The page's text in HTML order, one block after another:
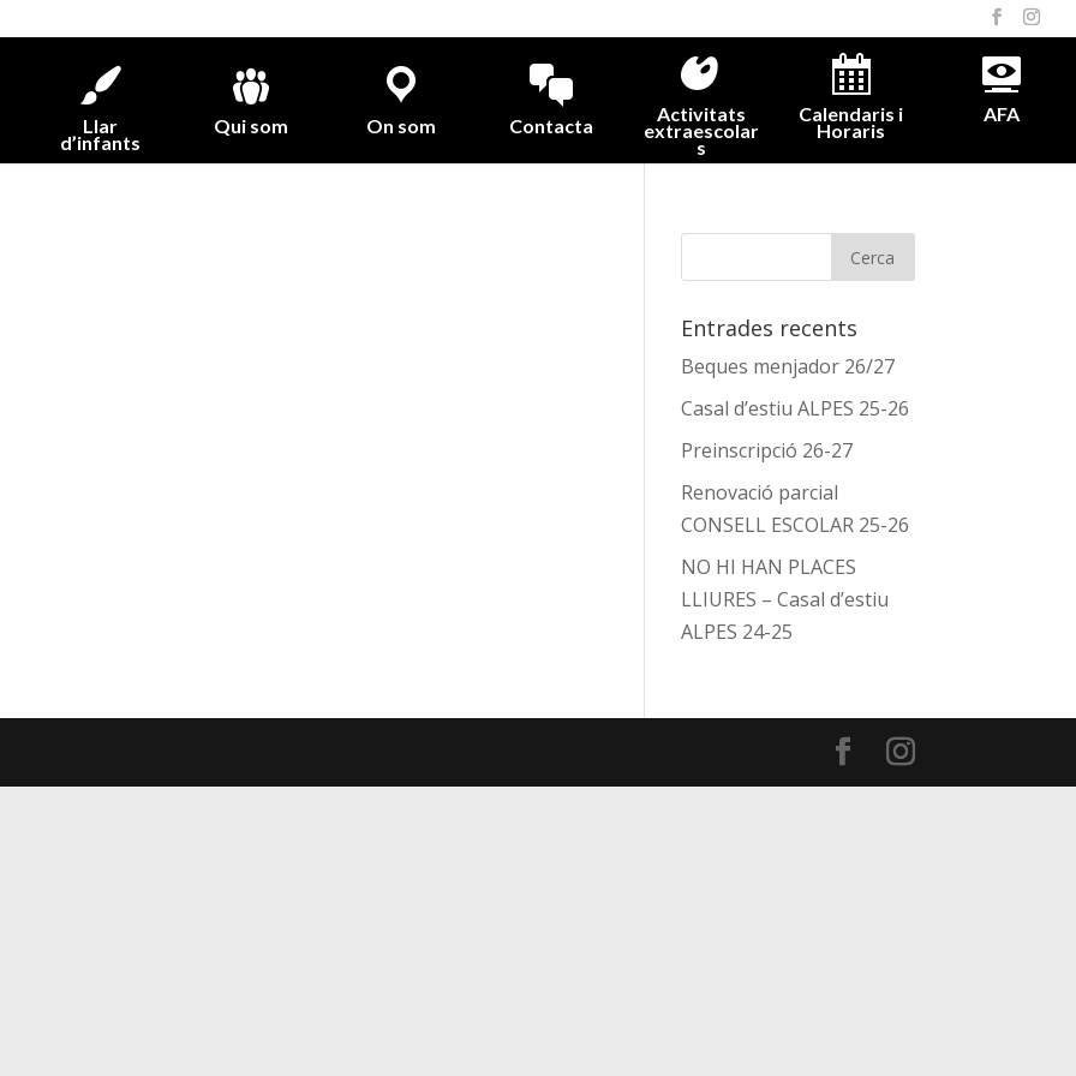
Llar
d’infants
Qui som On som Contacta
Activitats
extraescolar
s
Calendaris i
Horaris
AFA
Entrades recents
Beques menjador 26/27
Casal d’estiu ALPES 25-26
Preinscripció 26-27
Renovació parcial
CONSELL ESCOLAR 25-26
NO HI HAN PLACES
LLIURES – Casal d’estiu
ALPES 24-25